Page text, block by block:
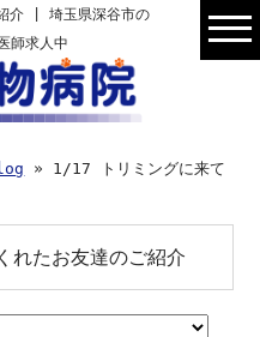
介 | 埼玉県深谷市の
師求人中
» 1/17 トリミングに来て
れたお友達のご紹介